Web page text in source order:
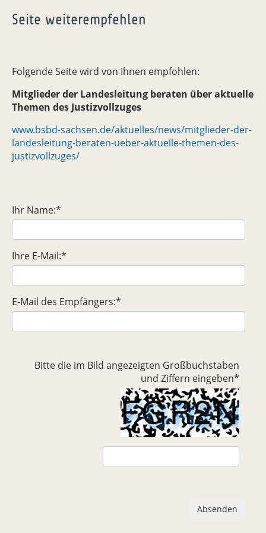
Seite weiterempfehlen
Folgende Seite wird von Ihnen empfohlen:
Mitglieder der Landesleitung beraten über aktuelle
Themen des Justizvollzuges
www.bsbd-sachsen.de/aktuelles/news/mitglieder-der-
landesleitung-beraten-ueber-aktuelle-themen-des-
justizvollzuges/
Ihr Name:*
Ihre E-Mail:*
E-Mail des Empfängers:*
Bitte die im Bild angezeigten Großbuchstaben
und Ziffern eingeben*
Absenden